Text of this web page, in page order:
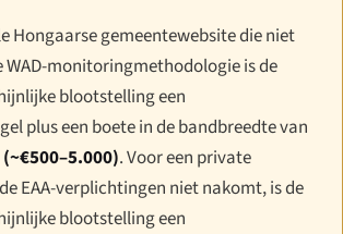
Hongaarse gemeentewebsite die niet
WAD-monitoringmethodologie is de
blootstelling een
plus een boete in de bandbreedte van
(~€500–5.000). Voor een private
EAA-verplichtingen niet nakomt, is de
blootstelling een